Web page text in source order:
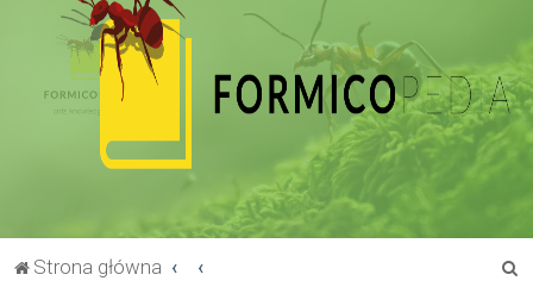
Strona główna